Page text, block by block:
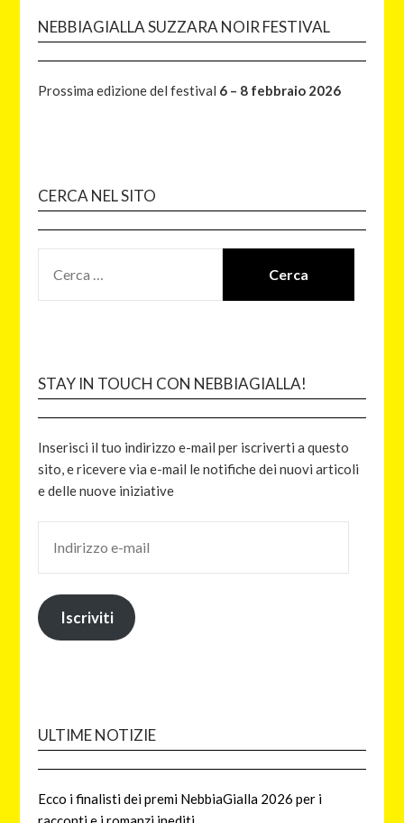
NEBBIAGIALLA SUZZARA NOIR FESTIVAL
Prossima edizione del festival 6 – 8 febbraio 2026
CERCA NEL SITO
STAY IN TOUCH CON NEBBIAGIALLA!
Inserisci il tuo indirizzo e-mail per iscriverti a questo
sito, e ricevere via e-mail le notifiche dei nuovi articoli
e delle nuove iniziative
Iscriviti
ULTIME NOTIZIE
Ecco i finalisti dei premi NebbiaGialla 2026 per i